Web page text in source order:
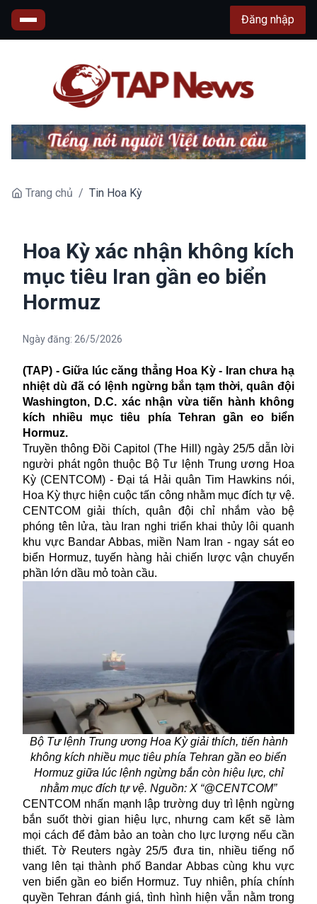
Đăng nhập
Trang chủ / Tin Hoa Kỳ
Hoa Kỳ xác nhận không kích
mục tiêu Iran gần eo biển
Hormuz
Ngày đăng: 26/5/2026
(TAP) - Giữa lúc căng thẳng Hoa Kỳ - Iran chưa hạ
nhiệt dù đã có lệnh ngừng bắn tạm thời, quân đội
Washington, D.C. xác nhận vừa tiến hành không
kích nhiều mục tiêu phía Tehran gần eo biển
Hormuz.
Truyền thông Đồi Capitol (The Hill) ngày 25/5 dẫn lời
người phát ngôn thuộc Bộ Tư lệnh Trung ương Hoa
Kỳ (CENTCOM) - Đại tá Hải quân Tim Hawkins nói,
Hoa Kỳ thực hiện cuộc tấn công nhằm mục đích tự vệ.
CENTCOM giải thích, quân đội chỉ nhắm vào bệ
phóng tên lửa, tàu Iran nghi triển khai thủy lôi quanh
khu vực Bandar Abbas, miền Nam Iran - ngay sát eo
biển Hormuz, tuyến hàng hải chiến lược vận chuyển
phần lớn dầu mỏ toàn cầu.
Bộ Tư lệnh Trung ương Hoa Kỳ giải thích, tiến hành
không kích nhiều mục tiêu phía Tehran gần eo biển
Hormuz giữa lúc lệnh ngừng bắn còn hiệu lực, chỉ
nhằm mục đích tự vệ. Nguồn: X “@CENTCOM”
CENTCOM nhấn mạnh lập trường duy trì lệnh ngừng
bắn suốt thời gian hiệu lực, nhưng cam kết sẽ làm
mọi cách để đảm bảo an toàn cho lực lượng nếu cần
thiết. Tờ Reuters ngày 25/5 đưa tin, nhiều tiếng nổ
vang lên tại thành phố Bandar Abbas cùng khu vực
ven biển gần eo biển Hormuz. Tuy nhiên, phía chính
quyền Tehran đánh giá, tình hình hiện vẫn nằm trong